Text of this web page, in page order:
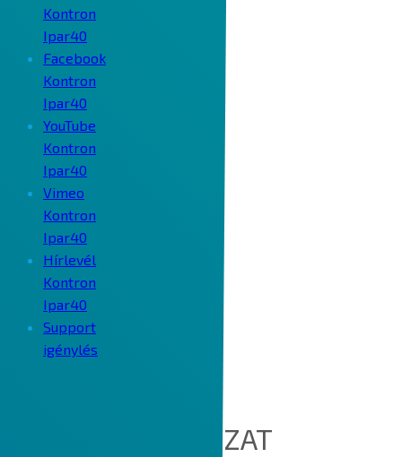
Kontron
Ipar40
Facebook
Kontron
Ipar40
YouTube
Kontron
Ipar40
Vimeo
Kontron
Ipar40
Hírlevél
Kontron
Ipar40
Support
igénylés
COOKIE SZABÁLYZAT